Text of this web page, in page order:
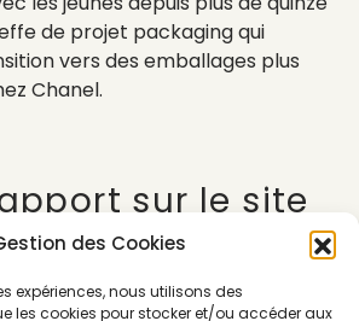
des Cookies
expériences, nous utilisons des
les cookies pour stocker et/ou accéder aux
de projet packaging qui
vers des emballages plus
Chanel.
sur le site
Colbert :
Luxury is